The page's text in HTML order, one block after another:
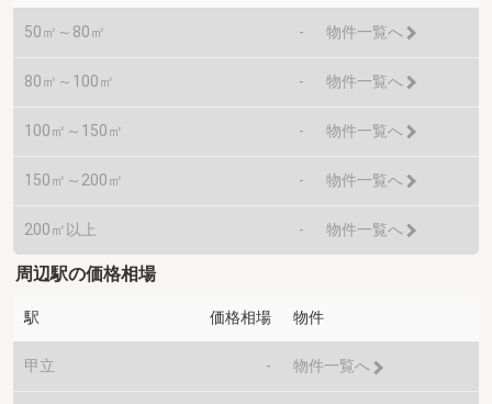
50㎡～80㎡ - 物件一覧へ
80㎡～100㎡ - 物件一覧へ
100㎡～150㎡ - 物件一覧へ
150㎡～200㎡ - 物件一覧へ
200㎡以上 - 物件一覧へ
周辺駅の価格相場
駅 価格相場 物件
甲立 - 物件一覧へ